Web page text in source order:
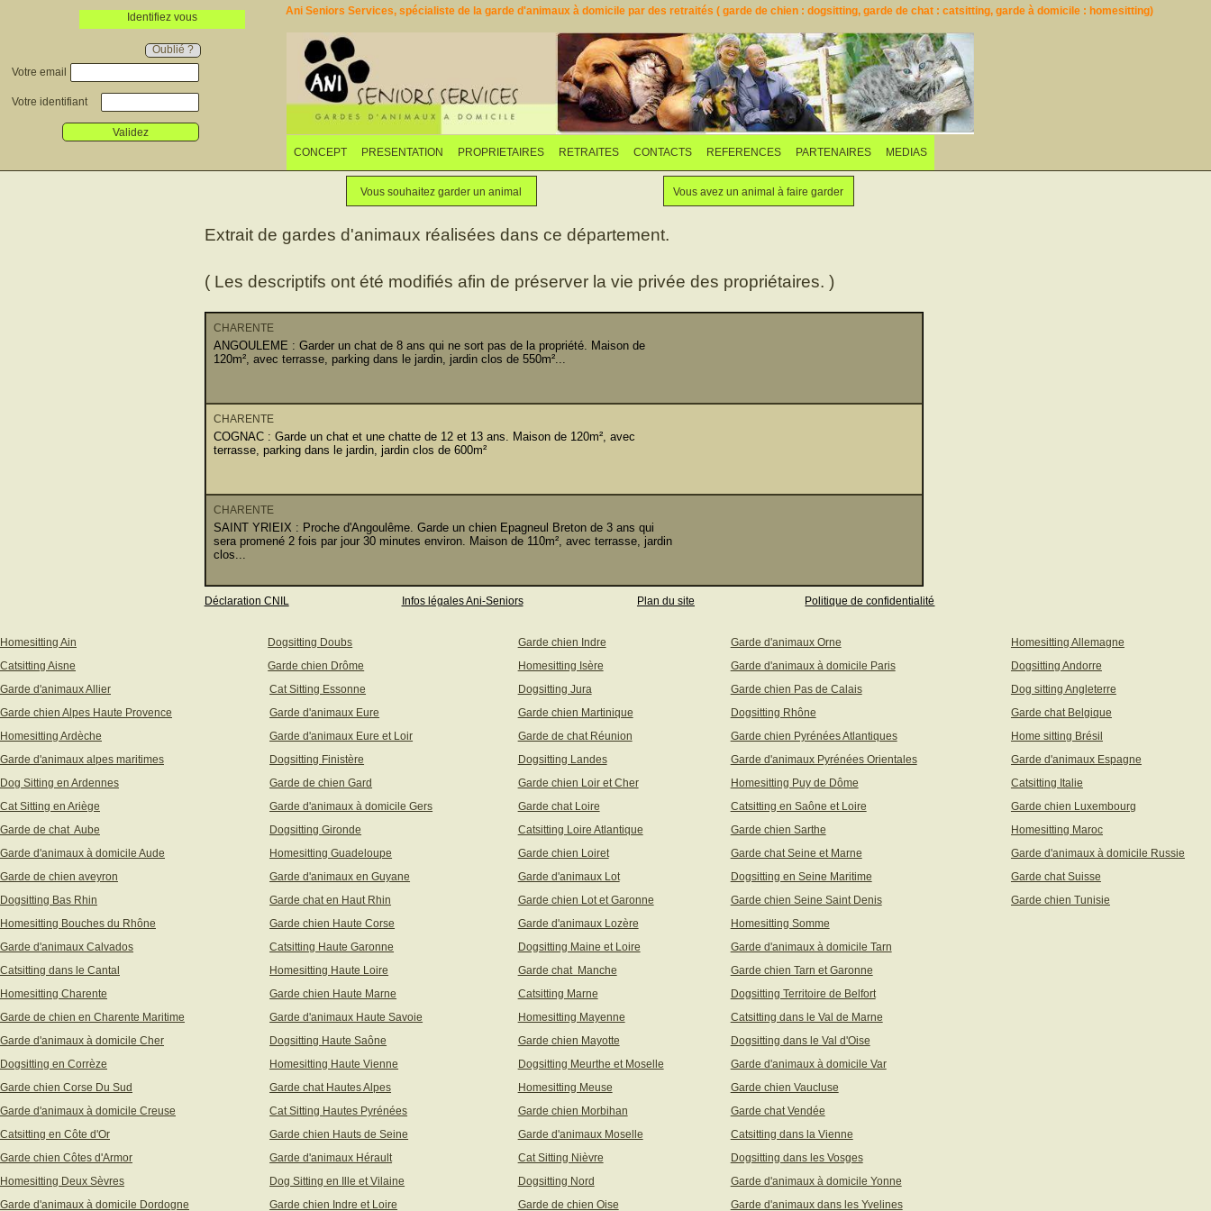
Identifiez vous
Oublié ?
Votre email
Votre identifiant
Validez
Ani Seniors Services, spécialiste de la garde d'animaux à domicile par des retraités ( garde de chien : dogsitting, garde de chat : catsitting, garde à domicile : homesitting)
CONCEPT PRESENTATION PROPRIETAIRES
Faites garder votre animal
RETRAITES
Vous souhaitez garder un animal
CONTACTS REFERENCES PARTENAIRES MEDIAS
Vous souhaitez garder un animal Vous avez un animal à faire garder
Extrait de gardes d'animaux réalisées dans ce département.
( Les descriptifs ont été modifiés afin de préserver la vie privée des propriétaires. )
CHARENTE
ANGOULEME : Garder un chat de 8 ans qui ne sort pas de la propriété. Maison de
120m², avec terrasse, parking dans le jardin, jardin clos de 550m²...
CHARENTE
COGNAC : Garde un chat et une chatte de 12 et 13 ans. Maison de 120m², avec
terrasse, parking dans le jardin, jardin clos de 600m²
CHARENTE
SAINT YRIEIX : Proche d'Angoulême. Garde un chien Epagneul Breton de 3 ans qui
sera promené 2 fois par jour 30 minutes environ. Maison de 110m², avec terrasse, jardin
clos...
Déclaration CNIL Infos légales Ani-Seniors Plan du site Politique de confidentialité
Homesitting Ain Dogsitting Doubs Garde chien Indre Garde d'animaux Orne
Homesitting Allemagne
Catsitting Aisne
Garde chien Drôme Homesitting Isère Garde d'animaux à domicile Paris
Dogsitting Andorre
Garde d'animaux Allier
Cat Sitting Essonne Dogsitting Jura Garde chien Pas de Calais
Dog sitting Angleterre
Garde chien Alpes Haute Provence
Garde d'animaux Eure Garde chien Martinique Dogsitting Rhône
Garde chat Belgique
Homesitting Ardèche
Garde d'animaux Eure et Loir Garde de chat Réunion Garde chien Pyrénées Atlantiques
Home sitting Brésil
Garde d'animaux alpes maritimes
Dogsitting Finistère Dogsitting Landes Garde d'animaux Pyrénées Orientales
Garde d'animaux Espagne
Dog Sitting en Ardennes
Garde de chien Gard Garde chien Loir et Cher Homesitting Puy de Dôme
Catsitting Italie
Cat Sitting en Ariège
Garde d'animaux à domicile Gers Garde chat Loire Catsitting en Saône et Loire
Garde chien Luxembourg
Garde de chat Aube
Dogsitting Gironde Catsitting Loire Atlantique Garde chien Sarthe
Homesitting Maroc
Garde d'animaux à domicile Aude
Homesitting Guadeloupe Garde chien Loiret Garde chat Seine et Marne
Garde d'animaux à domicile Russie
Garde de chien aveyron
Garde d'animaux en Guyane Garde d'animaux Lot Dogsitting en Seine Maritime
Garde chat Suisse
Dogsitting Bas Rhin
Garde chat en Haut Rhin Garde chien Lot et Garonne Garde chien Seine Saint Denis
Garde chien Tunisie
Homesitting Bouches du Rhône
Garde chien Haute Corse Garde d'animaux Lozère
Homesitting Somme
Garde d'animaux Calvados
Catsitting Haute Garonne Dogsitting Maine et Loire
Garde d'animaux à domicile Tarn
Catsitting dans le Cantal
Homesitting Haute Loire Garde chat Manche
Garde chien Tarn et Garonne
Homesitting Charente
Garde chien Haute Marne Catsitting Marne
Dogsitting Territoire de Belfort
Garde de chien en Charente Maritime
Garde d'animaux Haute Savoie Homesitting Mayenne
Catsitting dans le Val de Marne
Garde d'animaux à domicile Cher
Dogsitting Haute Saône Garde chien Mayotte
Dogsitting dans le Val d'Oise
Dogsitting en Corrèze
Homesitting Haute Vienne Dogsitting Meurthe et Moselle
Garde d'animaux à domicile Var
Garde chien Corse Du Sud
Garde chat Hautes Alpes Homesitting Meuse
Garde chien Vaucluse
Garde d'animaux à domicile Creuse
Cat Sitting Hautes Pyrénées Garde chien Morbihan
Garde chat Vendée
Catsitting en Côte d'Or
Garde chien Hauts de Seine Garde d'animaux Moselle
Catsitting dans la Vienne
Garde chien Côtes d'Armor
Garde d'animaux Hérault Cat Sitting Nièvre
Dogsitting dans les Vosges
Homesitting Deux Sèvres
Dog Sitting en Ille et Vilaine Dogsitting Nord
Garde d'animaux à domicile Yonne
Garde d'animaux à domicile Dordogne
Garde chien Indre et Loire Garde de chien Oise Garde d'animaux dans les Yvelines